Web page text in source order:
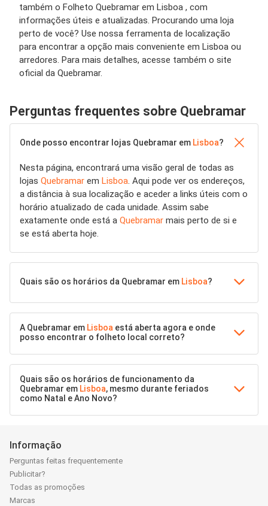
também o Folheto Quebramar em Lisboa , com
informações úteis e atualizadas. Procurando uma loja
perto de você? Use nossa ferramenta de localização
para encontrar a opção mais conveniente em Lisboa ou
arredores. Para mais detalhes, acesse também o site
oficial da Quebramar.
Perguntas frequentes sobre Quebramar
Onde posso encontrar lojas Quebramar em Lisboa?
Nesta página, encontrará uma visão geral de todas as
lojas Quebramar em Lisboa. Aqui pode ver os endereços,
a distância à sua localização e aceder a links úteis com o
horário atualizado de cada unidade. Assim sabe
exatamente onde está a Quebramar mais perto de si e
se está aberta hoje.
Quais são os horários da Quebramar em Lisboa?
A Quebramar em Lisboa está aberta agora e onde
posso encontrar o folheto local correto?
Quais são os horários de funcionamento da
Quebramar em Lisboa, mesmo durante feriados
como Natal e Ano Novo?
Informação
Perguntas feitas frequentemente
Publicitar?
Todas as promoções
Marcas